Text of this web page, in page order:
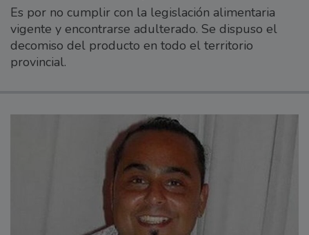
Es por no cumplir con la legislación alimentaria
vigente y encontrarse adulterado. Se dispuso el
decomiso del producto en todo el territorio
provincial.